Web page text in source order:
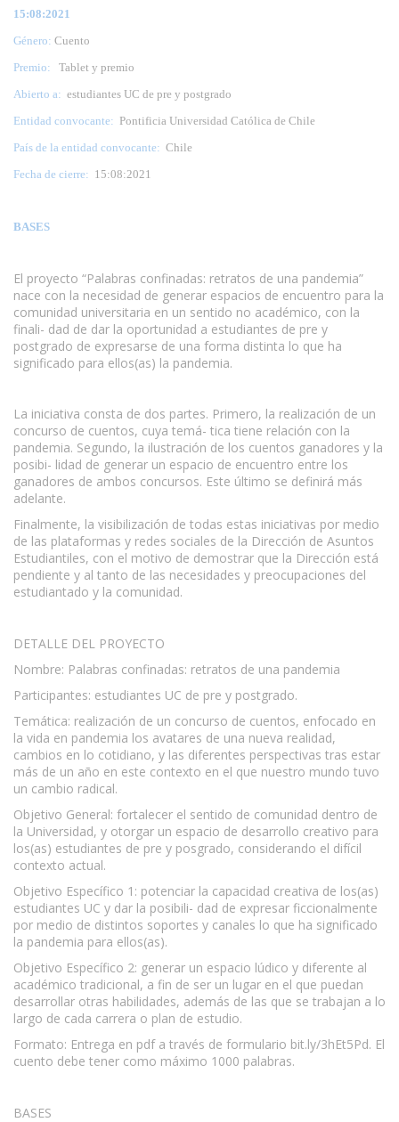
15:08:2021
Género: Cuento
Premio:
Tablet y premio
Abierto a: estudiantes UC de pre y postgrado
Entidad convocante: Pontificia Universidad Católica de Chile
País de la entidad convocante: Chile
Fecha de cierre: 15:08:2021
BASES
El proyecto “Palabras confinadas: retratos de una pandemia”
nace con la necesidad de generar espacios de encuentro para la
comunidad universitaria en un sentido no académico, con la
finali- dad de dar la oportunidad a estudiantes de pre y
postgrado de expresarse de una forma distinta lo que ha
significado para ellos(as) la pandemia.
La iniciativa consta de dos partes. Primero, la realización de un
concurso de cuentos, cuya temá- tica tiene relación con la
pandemia. Segundo, la ilustración de los cuentos ganadores y la
posibi- lidad de generar un espacio de encuentro entre los
ganadores de ambos concursos. Este último se definirá más
adelante.
Finalmente, la visibilización de todas estas iniciativas por medio
de las plataformas y redes sociales de la Dirección de Asuntos
Estudiantiles, con el motivo de demostrar que la Dirección está
pendiente y al tanto de las necesidades y preocupaciones del
estudiantado y la comunidad.
DETALLE DEL PROYECTO
Nombre: Palabras confinadas: retratos de una pandemia
Participantes: estudiantes UC de pre y postgrado.
Temática: realización de un concurso de cuentos, enfocado en
la vida en pandemia los avatares de una nueva realidad,
cambios en lo cotidiano, y las diferentes perspectivas tras estar
más de un año en este contexto en el que nuestro mundo tuvo
un cambio radical.
Objetivo General: fortalecer el sentido de comunidad dentro de
la Universidad, y otorgar un espacio de desarrollo creativo para
los(as) estudiantes de pre y posgrado, considerando el difícil
contexto actual.
Objetivo Específico 1: potenciar la capacidad creativa de los(as)
estudiantes UC y dar la posibili- dad de expresar ficcionalmente
por medio de distintos soportes y canales lo que ha significado
la pandemia para ellos(as).
Objetivo Específico 2: generar un espacio lúdico y diferente al
académico tradicional, a fin de ser un lugar en el que puedan
desarrollar otras habilidades, además de las que se trabajan a lo
largo de cada carrera o plan de estudio.
Formato: Entrega en pdf a través de formulario bit.ly/3hEt5Pd. El
cuento debe tener como máximo 1000 palabras.
BASES